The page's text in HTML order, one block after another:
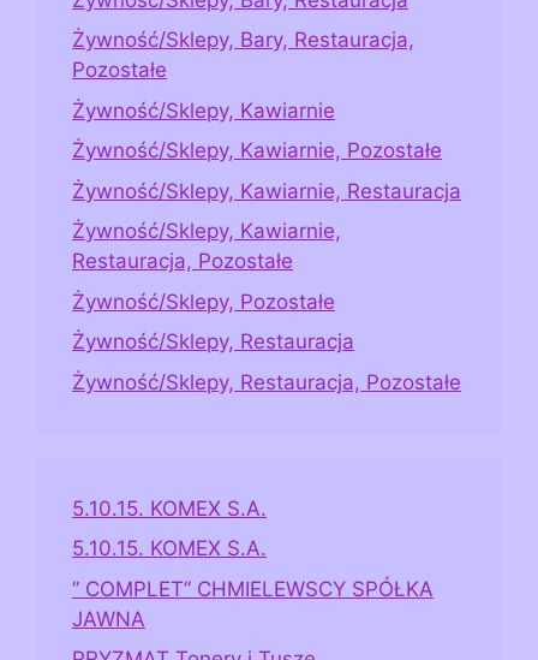
Żywność/Sklepy, Bary, Restauracja,
Pozostałe
Żywność/Sklepy, Kawiarnie
Żywność/Sklepy, Kawiarnie, Pozostałe
Żywność/Sklepy, Kawiarnie, Restauracja
Żywność/Sklepy, Kawiarnie,
Restauracja, Pozostałe
Żywność/Sklepy, Pozostałe
Żywność/Sklepy, Restauracja
Żywność/Sklepy, Restauracja, Pozostałe
5.10.15. KOMEX S.A.
5.10.15. KOMEX S.A.
” COMPLET” CHMIELEWSCY SPÓŁKA
JAWNA